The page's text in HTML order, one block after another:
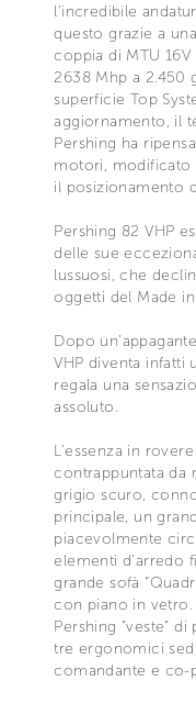
l’incredibile
questo grazie a
coppia di MTU
2638 Mhp a 2.450
superficie Top
aggiornamento, il
Pershing ha
motori, modificato
il posizionamento
Pershing 82 VHP
delle sue
lussuosi, che
oggetti del Made
Dopo
VHP diventa infatti
regala una
assoluto.
L’essenza in
contrappuntata da
grigio scuro,
principale, un
piacevolmente
elementi d’arredo
grande sofà
con piano in
Pershing “veste”
tre ergonomici
comandante e co-